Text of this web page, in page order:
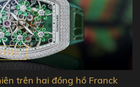
1716
trên hai đồng hồ Franck